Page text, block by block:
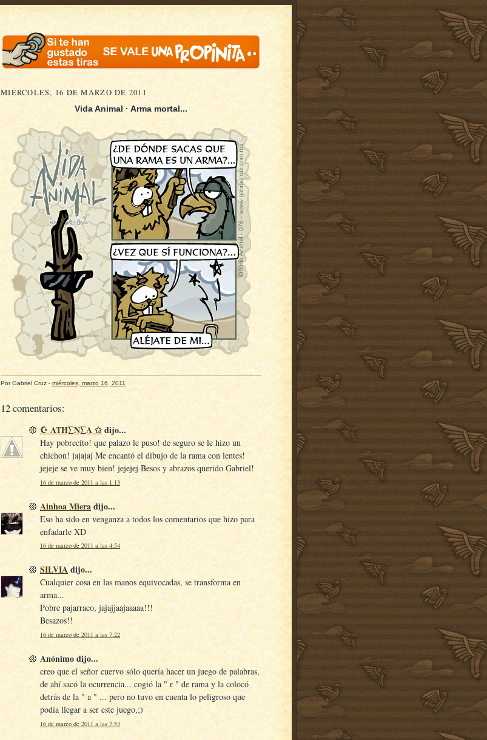
MIÉRCOLES, 16 DE MARZO DE 2011
Vida Animal · Arma mortal...
PorGabriel Cruz - miércoles, marzo 16, 2011
12 comentarios:
☪ ATH∑N∑A ✩dijo...
Hay pobrecito! que palazo le puso! de seguro se le hizo un
chichon! jajajaj Me encantó el dibujo de la rama con lentes!
jejeje se ve muy bien! jejejej Besos y abrazos querido Gabriel!
16 de marzo de 2011 a las 1:13
Ainhoa Mieradijo...
Eso ha sido en venganza a todos los comentarios que hizo para
enfadarle XD
16 de marzo de 2011 a las 4:54
SILVIAdijo...
Cualquier cosa en las manos equivocadas, se transforma en
arma...
Pobre pajarraco, jajajjaajaaaaa!!!
Besazos!!
16 de marzo de 2011 a las 7:22
Anónimo dijo...
creo que el señor cuervo sólo quería hacer un juego de palabras,
de ahí sacó la ocurrencia... cogió la " r " de rama y la colocó
detrás de la " a " ... pero no tuvo en cuenta lo peligroso que
podía llegar a ser este juego,;)
16 de marzo de 2011 a las 7:53